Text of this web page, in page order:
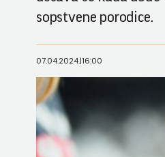
sopstvene porodice.
07.04.2024.|16:00